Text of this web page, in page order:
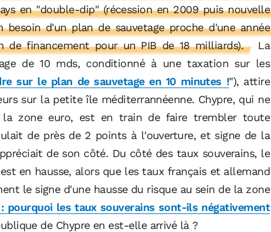
en "double-dip" (récession en 2009 puis nouvelle
besoin d'un plan de sauvetage proche d'une année
de financement pour un PIB de 18 milliards).
La
de 10 mds, conditionné à une taxation sur les
sur le plan de sauvetage en 10 minutes !"), attire
sur la petite île méditerrannéenne. Chypre, qui ne
la zone euro, est en train de faire trembler toute
de près de 2 points à l'ouverture, et signe de la
de son côté. Du côté des taux souverains, le
en hausse, alors que les taux français et allemand
le signe d'une hausse du risque au sein de la zone
pourquoi les taux souverains sont-ils négativement
de Chypre en est-elle arrivé là ?